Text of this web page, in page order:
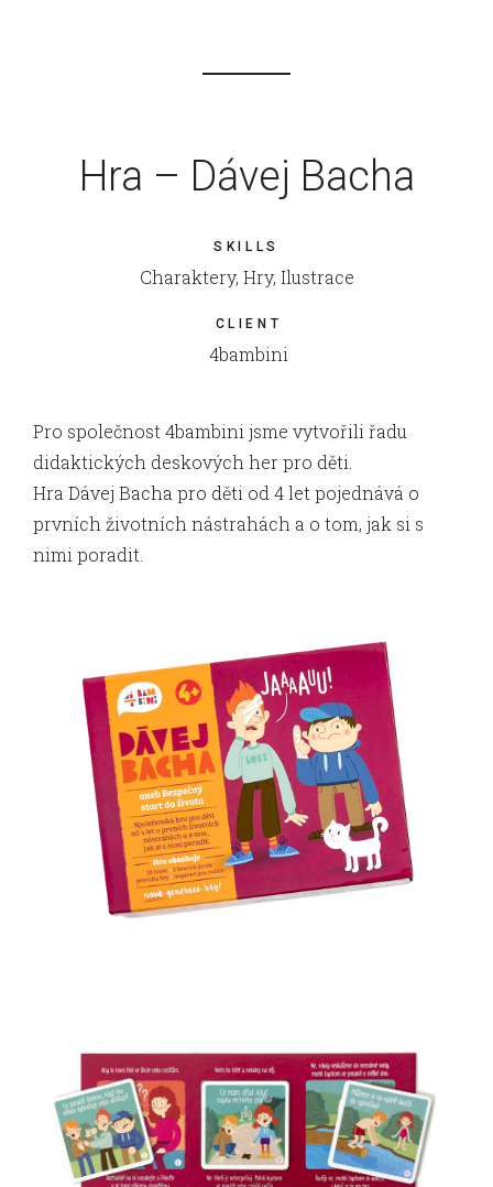
Hra – Dávej Bacha
SKILLS
Charaktery, Hry, Ilustrace
CLIENT
4bambini
Pro společnost 4bambini jsme vytvořili řadu
didaktických deskových her pro děti.
Hra Dávej Bacha pro děti od 4 let pojednává o
prvních životních nástrahách a o tom, jak si s
nimi poradit.